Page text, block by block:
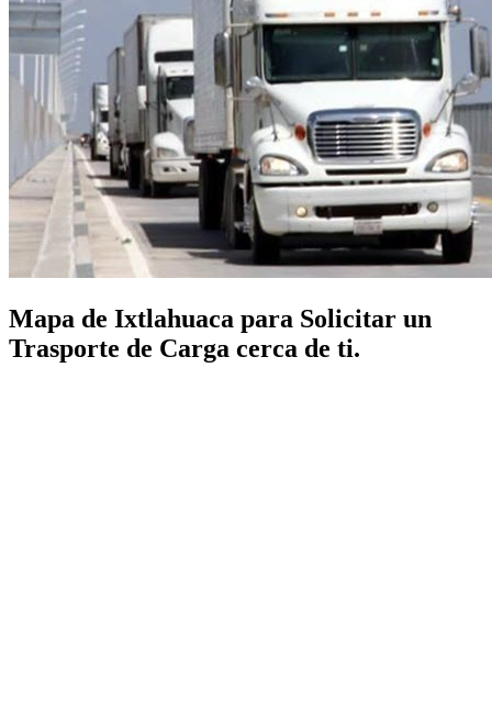
Mapa de Ixtlahuaca para Solicitar un
Trasporte de Carga cerca de ti.